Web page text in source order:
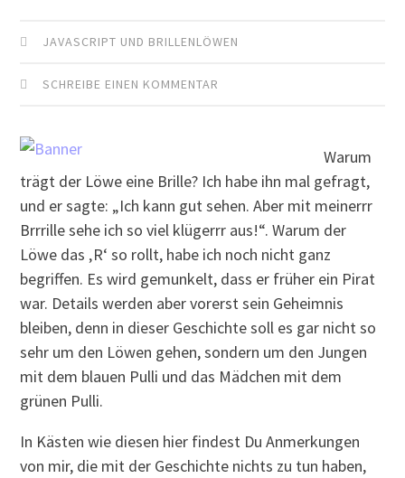
JAVASCRIPT UND BRILLENLÖWEN
SCHREIBE EINEN KOMMENTAR
Warum
trägt der Löwe eine Brille? Ich habe ihn mal gefragt,
und er sagte: „Ich kann gut sehen. Aber mit meinerrr
Brrrille sehe ich so viel klügerrr aus!“. Warum der
Löwe das ‚R‘ so rollt, habe ich noch nicht ganz
begriffen. Es wird gemunkelt, dass er früher ein Pirat
war. Details werden aber vorerst sein Geheimnis
bleiben, denn in dieser Geschichte soll es gar nicht so
sehr um den Löwen gehen, sondern um den Jungen
mit dem blauen Pulli und das Mädchen mit dem
grünen Pulli.
In Kästen wie diesen hier findest Du Anmerkungen
von mir, die mit der Geschichte nichts zu tun haben,